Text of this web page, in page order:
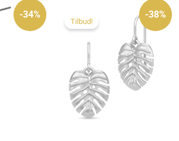
-34% -38%
Tilbud!
pris
var:
1.450 kr..